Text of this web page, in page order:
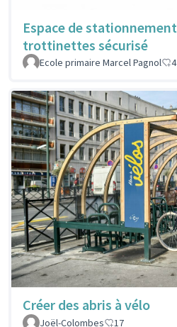
Espace de stationnement
trottinettes sécurisé
Ecole primaire Marcel Pagnol 4
Créer des abris à vélo
Joël-Colombes
17